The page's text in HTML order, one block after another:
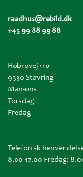
raadhus@rebild.dk
+45 99 88 99 88
Hobrovej 110
9530 Støvring
Man-ons
Torsdag
Fredag
Telefonisk
8.00-17.00 Fredag: